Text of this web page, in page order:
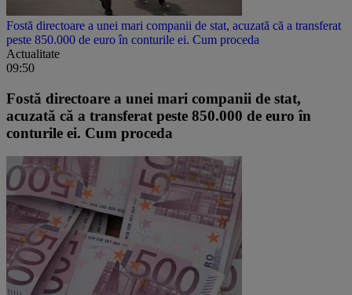
Fostă directoare a unei mari companii de stat, acuzată că a transferat
peste 850.000 de euro în conturile ei. Cum proceda
Actualitate
09:50
Fostă directoare a unei mari companii de stat,
acuzată că a transferat peste 850.000 de euro în
conturile ei. Cum proceda